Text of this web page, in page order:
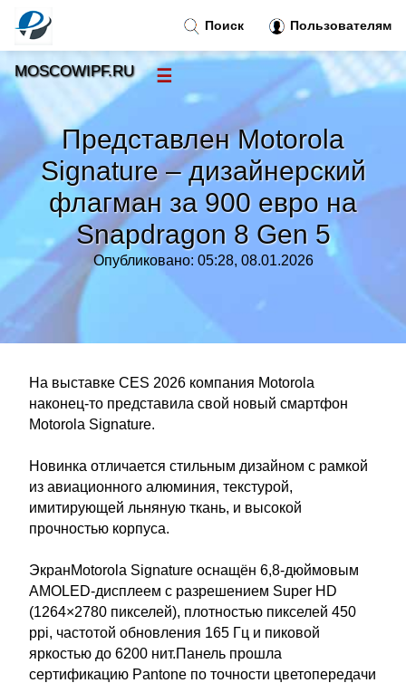
Представлен Motorola
Signature – дизайнерский
флагман за 900 евро на
Snapdragon 8 Gen 5
Опубликовано: 05:28, 08.01.2026
На выставке CES 2026 компания Motorola
наконец-то представила свой новый смартфон
Motorola Signature.
Новинка отличается стильным дизайном с рамкой
из авиационного алюминия, текстурой,
имитирующей льняную ткань, и высокой
прочностью корпуса.
ЭкранMotorola Signature оснащён 6,8-дюймовым
AMOLED-дисплеем с разрешением Super HD
(1264×2780 пикселей), плотностью пикселей 450
ppi, частотой обновления 165 Гц и пиковой
яркостью до 6200 нит.Панель прошла
сертификацию Pantone по точности цветопередачи
Поиск Пользователям
MOSCOWIPF.RU ☰
Тренды новостей»
Рубрики»
Правила »